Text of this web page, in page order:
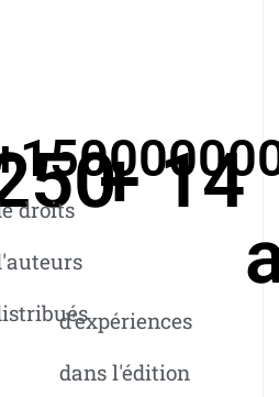
droits
d'expériences
dans l'édition
+ 14